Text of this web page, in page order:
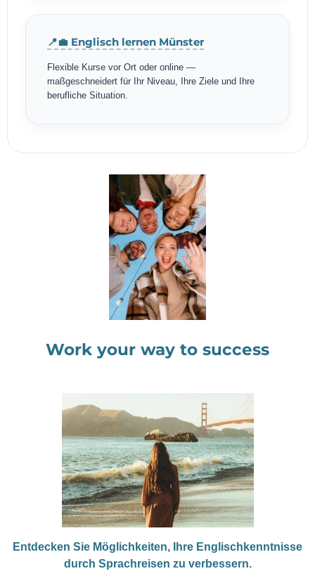
📍💼 Englisch lernen Münster
Flexible Kurse vor Ort oder online —
maßgeschneidert für Ihr Niveau, Ihre Ziele und Ihre
berufliche Situation.
Work your way to success
Entdecken Sie Möglichkeiten, Ihre Englischkenntnisse
durch Sprachreisen zu verbessern.